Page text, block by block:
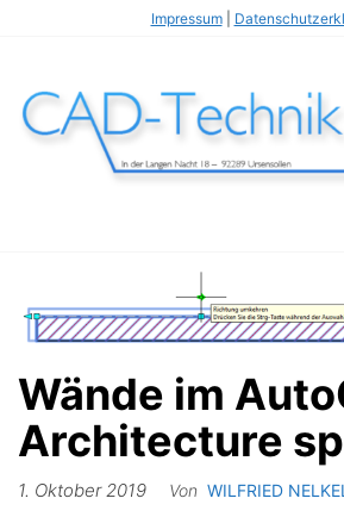
Impressum|
Wände im
Architecture
1. Oktober 2019 Von WILFRIED NELKEL